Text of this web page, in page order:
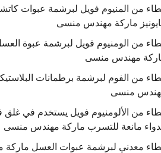
من المنيوم فويل لبرشمة عبوات
ماركة مهندس منسى
من الومنيوم فويل لبرشمة عبوة
مهندس منسى
من الفوم لبرشمة برطمانات
منسى
من الألومنيوم فويل يستخدم في غلق
مانعة للتسرب ماركة مهندس منسى
معدني لبرشمة عبوات العسل ماركة